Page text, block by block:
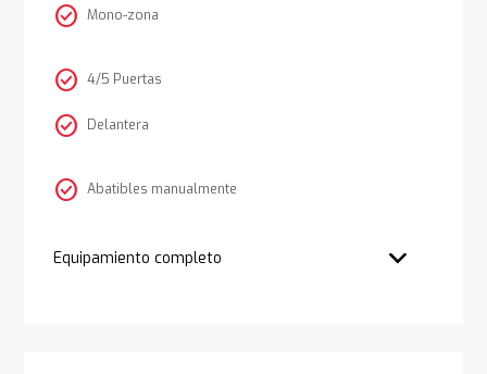
check_circle Mono-zona
check_circle 4/5 Puertas
check_circle Delantera
check_circle Abatibles manualmente
Equipamiento completo